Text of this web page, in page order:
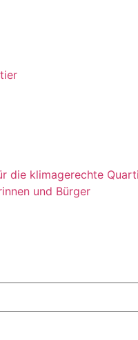
die klimagerechte
und Bürger